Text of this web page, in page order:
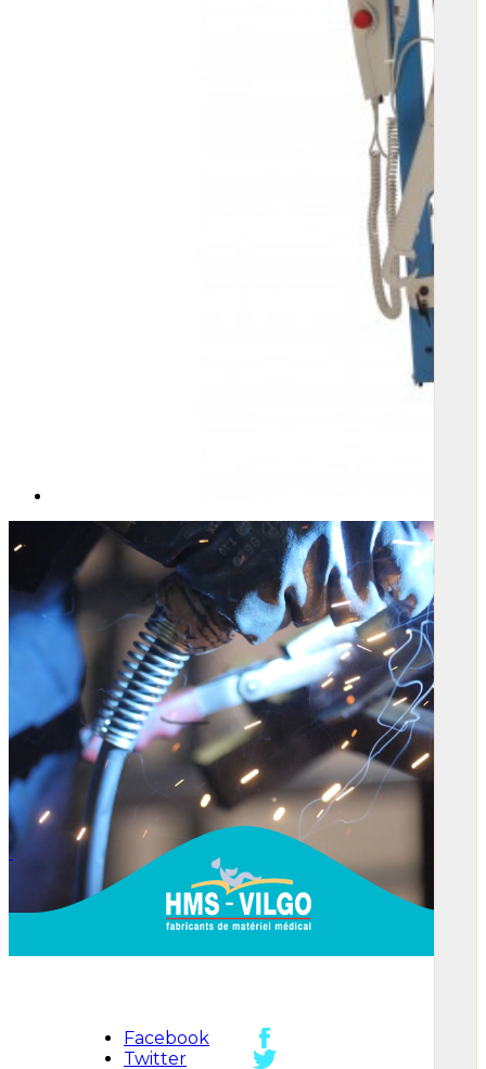
Facebook
Twitter